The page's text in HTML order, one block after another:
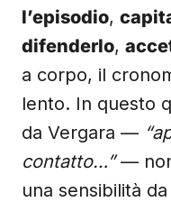
l’episodio,
difenderlo,
a corpo, il
lento. In questo
da Vergara —
contatto…”— non
una sensibilità